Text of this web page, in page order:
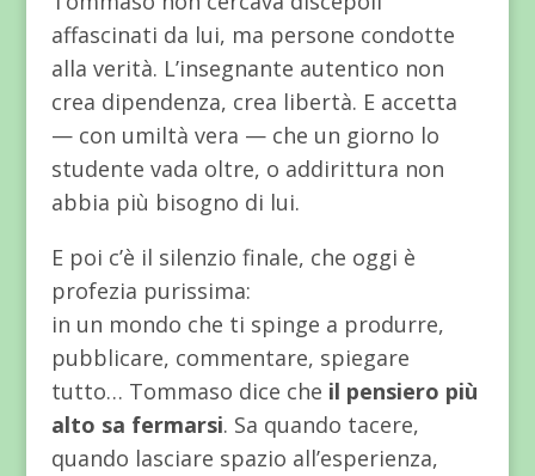
affascinati da lui, ma persone condotte
alla verità. L’insegnante autentico non
crea dipendenza, crea libertà. E accetta
— con umiltà vera — che un giorno lo
studente vada oltre, o addirittura non
abbia più bisogno di lui.
E poi c’è il silenzio finale, che oggi è
profezia purissima:
in un mondo che ti spinge a produrre,
pubblicare, commentare, spiegare
tutto… Tommaso dice che il pensiero più
alto sa fermarsi. Sa quando tacere,
quando lasciare spazio all’esperienza,